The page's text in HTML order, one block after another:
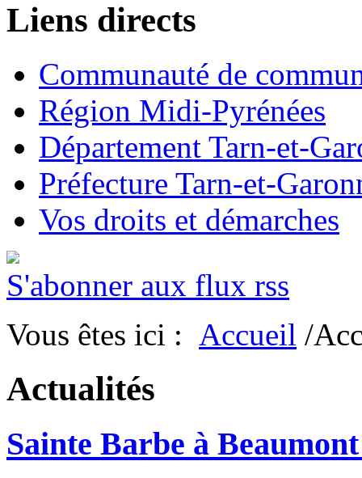
Liens directs
Communauté de
Région Midi-Pyrénées
Département Tarn-et-
Préfecture Tarn-et-
Vos droits et démarches
S'abonner aux flux rss
Vous êtes ici : Accueil /
Actualités
Sainte Barbe à